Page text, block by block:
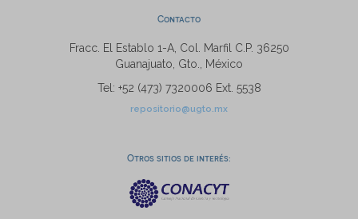
Contacto
Fracc. El Establo 1-A, Col. Marfil C.P. 36250
Guanajuato, Gto., México
Tel: +52 (473) 7320006 Ext. 5538
repositorio@ugto.mx
Otros sitios de interés: